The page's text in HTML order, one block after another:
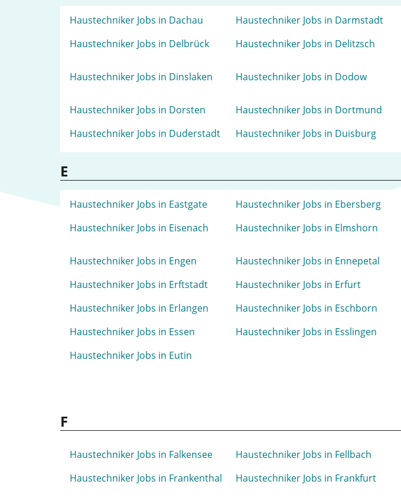
Haustechniker Jobs in Dachau Haustechniker Jobs in Darmstadt
Haustechniker Jobs in Delbrück
Haustechniker Jobs in Delitzsch
Haustechniker Jobs in Dinslaken Haustechniker Jobs in Dodow
Haustechniker Jobs in Dorsten Haustechniker Jobs in Dortmund
Haustechniker Jobs in Duderstadt
Haustechniker Jobs in Duisburg
E
Haustechniker Jobs in Eastgate Haustechniker Jobs in Ebersberg
Haustechniker Jobs in Eisenach
Haustechniker Jobs in Elmshorn
Haustechniker Jobs in Engen Haustechniker Jobs in Ennepetal
Haustechniker Jobs in Erftstadt
Haustechniker Jobs in Erfurt
Haustechniker Jobs in Erlangen
Haustechniker Jobs in Eschborn
Haustechniker Jobs in Essen
Haustechniker Jobs in Esslingen
Haustechniker Jobs in Eutin
F
Haustechniker Jobs in Falkensee Haustechniker Jobs in Fellbach
Haustechniker Jobs in Frankenthal
Haustechniker Jobs in Frankfurt